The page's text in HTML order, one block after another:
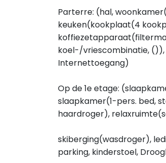
Parterre: (hal,
keuken(kookplaat(4
koel-/vriescombinatie,
Internettoegang)
Op de 1e etage:
slaapkamer(1-pers. bed,
haardroger),
skiberging(wasdroger),
parking, kinderstoel,